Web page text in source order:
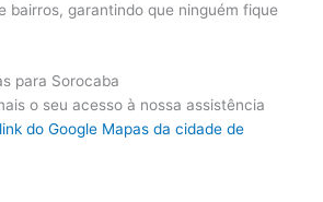
bairros, garantindo que ninguém fique
para Sorocaba
o seu acesso à nossa assistência
link do Google Mapas da cidade de